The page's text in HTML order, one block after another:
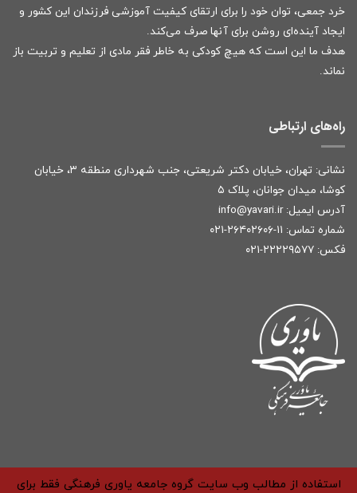
خرد جمعی، توان خود را برای ارتقای کیفیت آموزشی فرزندان این کشور و
ایجاد آینده‌ای روشن برای آنها صرف می‌کند.
هدف ما این است که هیچ کودکی به خاطر فقر مادی از تعلیم و تربیت باز
نماند.
راه‌های ارتباطی
نشانی: تهران، خیابان دکتر شریعتی، جنب شهرداری منطقه ۳، خیابان
کوشا، میدان جوانان، پلاک ۵
آدرس ایمیل: info@yavari.ir
شماره تماس: ۱۱-۲۶۴۰۲۶۰۶-۰۲۱
فکس: ۲۲۲۲۹۵۷۷-۰۲۱
استفاده از مطالب وب سایت گروه جامعه یاوری فرهنگی فقط برای